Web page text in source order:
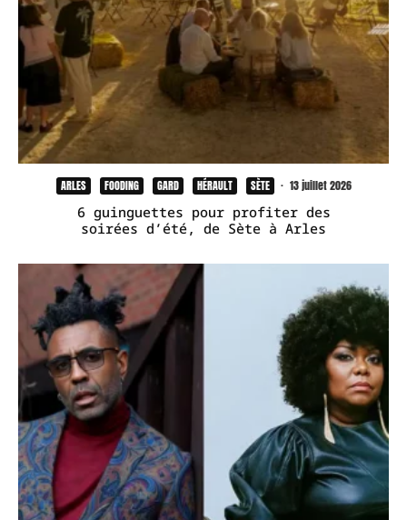
ARLES FOODING GARD HÉRAULT SÈTE · 13 juillet 2026
6 guinguettes pour profiter des
soirées d’été, de Sète à Arles